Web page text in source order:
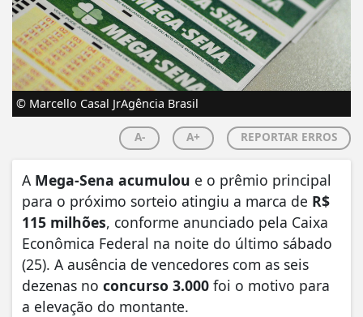
© Marcello Casal JrAgência Brasil
A- A+ REPORTAR ERROS
A Mega-Sena acumulou e o prêmio principal
para o próximo sorteio atingiu a marca de R$
115 milhões, conforme anunciado pela Caixa
Econômica Federal na noite do último sábado
(25). A ausência de vencedores com as seis
dezenas no concurso 3.000 foi o motivo para
a elevação do montante.